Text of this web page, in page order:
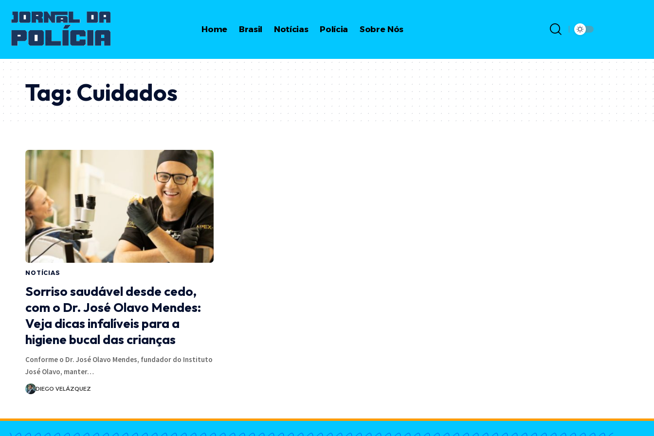
Home Brasil Notícias Polícia Sobre Nós
Tag:Cuidados
NOTÍCIAS
Sorriso saudável desde cedo,
com o Dr. José Olavo Mendes:
Veja dicas infalíveis para a
higiene bucal das crianças
Conforme o Dr. José Olavo Mendes, fundador do Instituto
José Olavo, manter…
DIEGO VELÁZQUEZ